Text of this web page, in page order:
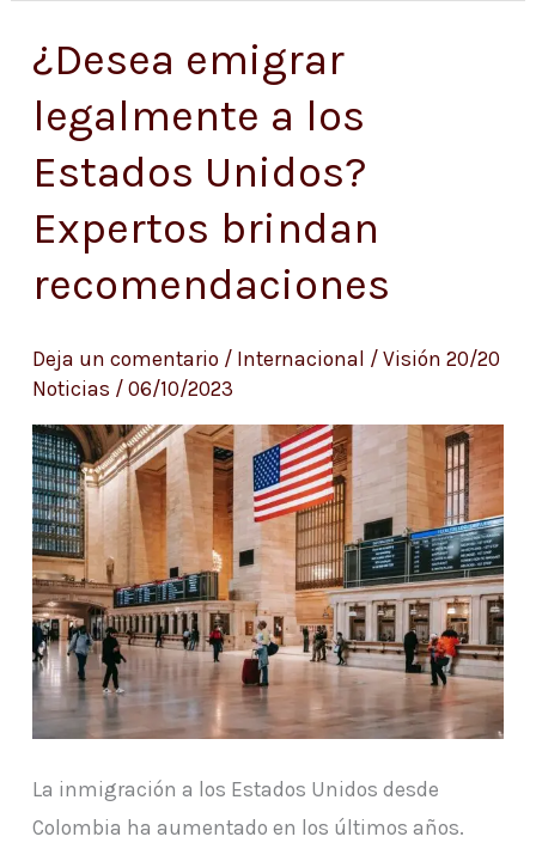
¿Desea emigrar
legalmente a los
Estados Unidos?
Expertos brindan
recomendaciones
Deja un comentario / Internacional / Visión 20/20
Noticias / 06/10/2023
La inmigración a los Estados Unidos desde
Colombia ha aumentado en los últimos años.
¿Desea
legalmente
a
Estados
Unidos?
brindan
recomendaciones